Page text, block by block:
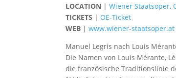
LOCATION |Wiener Staatsoper,
TICKETS | OE-Ticket
WEB |www.wiener-staatsoper.at
Manuel Legris nach Louis
Die Namen von Louis Mérante,
die französische Traditionslinie